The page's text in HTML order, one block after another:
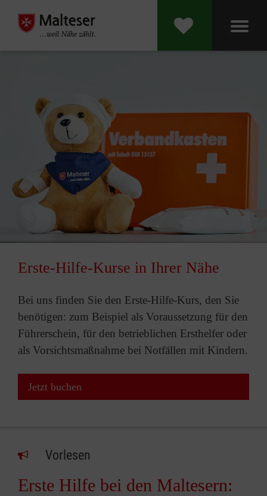
Erste-Hilfe-Kurse in Ihrer Nähe
Bei uns finden Sie den Erste-Hilfe-Kurs, den Sie
benötigen: zum Beispiel als Voraussetzung für den
Führerschein, für den betrieblichen Ersthelfer oder
als Vorsichtsmaßnahme bei Notfällen mit Kindern.
Jetzt buchen
Vorlesen
Erste Hilfe bei den Maltesern: